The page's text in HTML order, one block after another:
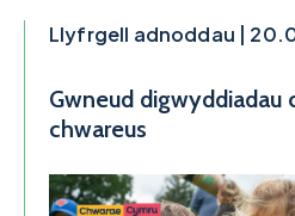
Llyfrgell adnoddau |
Gwneud digwyddiadau
chwareus